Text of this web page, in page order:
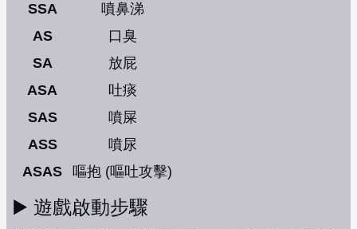
SSA
噴鼻涕
AS
口臭
SA
放屁
ASA
吐痰
SAS
噴屎
ASS
噴尿
ASAS
嘔抱 (嘔吐攻擊)
▶️ 遊戲啟動步驟